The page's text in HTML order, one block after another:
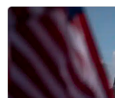
mi-2029. Cette
l’Escadron des
Lire la suite